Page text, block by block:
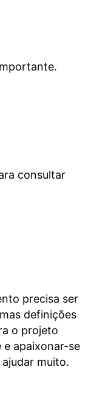
consultar
precisa ser
definições
o projeto
e apaixonar-se
muito.